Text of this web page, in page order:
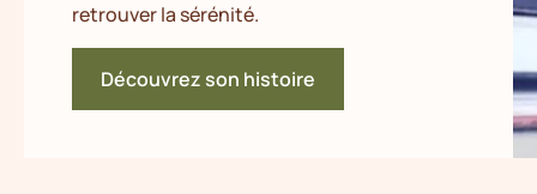
retrouver la sérénité.
Découvrez son histoire